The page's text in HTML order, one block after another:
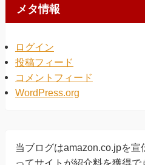
メタ情報
ログイン
投稿フィード
コメントフィード
WordPress.org
当ブログはamazon.co.jpを宣
ってサイトが紹介料を獲得